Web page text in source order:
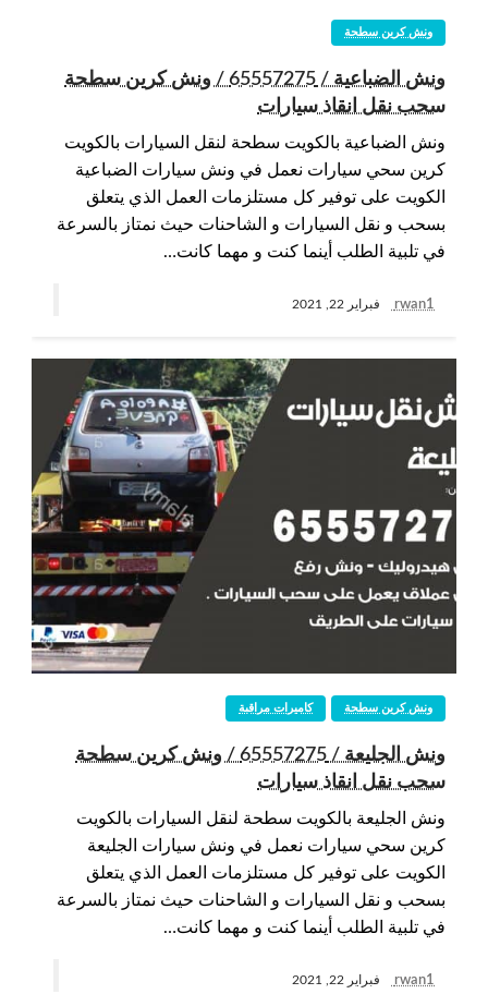
ونش كرين سطحة
ونش الضباعية / 65557275 / ونش كرين سطحة
سحب نقل انقاذ سيارات
ونش الضباعية بالكويت سطحة لنقل السيارات بالكويت
كرين سحي سيارات نعمل في ونش سيارات الضباعية
الكويت على توفير كل مستلزمات العمل الذي يتعلق
بسحب و نقل السيارات و الشاحنات حيث نمتاز بالسرعة
في تلبية الطلب أينما كنت و مهما كانت…
rwan1 فبراير 22, 2021
كاميرات مراقبة ونش كرين سطحة
ونش الجليعة / 65557275 / ونش كرين سطحة
سحب نقل انقاذ سيارات
ونش الجليعة بالكويت سطحة لنقل السيارات بالكويت
كرين سحي سيارات نعمل في ونش سيارات الجليعة
الكويت على توفير كل مستلزمات العمل الذي يتعلق
بسحب و نقل السيارات و الشاحنات حيث نمتاز بالسرعة
في تلبية الطلب أينما كنت و مهما كانت…
rwan1 فبراير 22, 2021